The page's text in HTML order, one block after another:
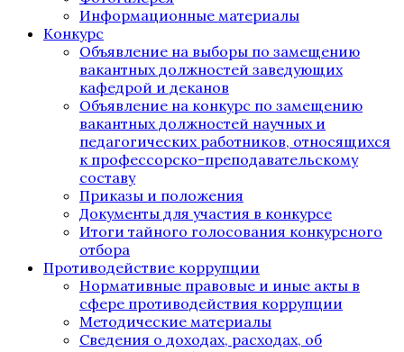
Информационные материалы
Конкурс
Объявление на выборы по замещению
вакантных должностей заведующих
кафедрой и деканов
Объявление на конкурс по замещению
вакантных должностей научных и
педагогических работников, относящихся
к профессорско-преподавательскому
составу
Приказы и положения
Документы для участия в конкурсе
Итоги тайного голосования конкурсного
отбора
Противодействие коррупции
Нормативные правовые и иные акты в
сфере противодействия коррупции
Методические материалы
Сведения о доходах, расходах, об